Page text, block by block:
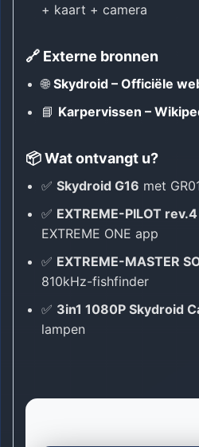
+ kaart + camera
🔗 Externe bronnen
🌐 Skydroid – Officiële
📘 Karpervissen –
📦 Wat ontvangt u?
✅ Skydroid G16 met
✅ EXTREME-PILOT rev.4
EXTREME ONE app
✅ EXTREME-MASTER
810kHz-fishfinder
✅ 3in1 1080P Skydroid
lampen